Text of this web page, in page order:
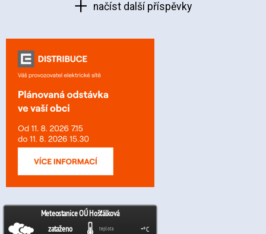
načíst další příspěvky